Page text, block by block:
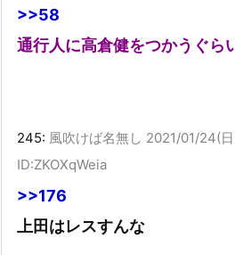
>>58
通行人に高倉健をつかうぐら
245: 風吹けば名無し 2021/01/24(
ID:ZKOXqWeia
>>176
上田はレスすんな